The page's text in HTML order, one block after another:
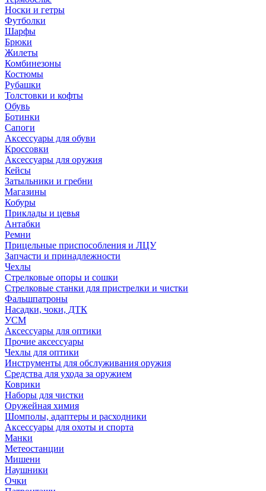
Носки и гетры
Футболки
Шарфы
Брюки
Жилеты
Комбинезоны
Костюмы
Рубашки
Толстовки и кофты
Обувь
Ботинки
Сапоги
Аксессуары для обуви
Кроссовки
Аксессуары для оружия
Кейсы
Затыльники и гребни
Магазины
Кобуры
Приклады и цевья
Антабки
Ремни
Прицельные приспособления и ЛЦУ
Запчасти и принадлежности
Чехлы
Стрелковые опоры и сошки
Стрелковые станки для пристрелки и чистки
Фальшпатроны
Насадки, чоки, ДТК
УСМ
Аксессуары для оптики
Прочие аксессуары
Чехлы для оптики
Инструменты для обслуживания оружия
Средства для ухода за оружием
Коврики
Наборы для чистки
Оружейная химия
Шомполы, адаптеры и расходники
Аксессуары для охоты и спорта
Манки
Метеостанции
Мишени
Наушники
Очки